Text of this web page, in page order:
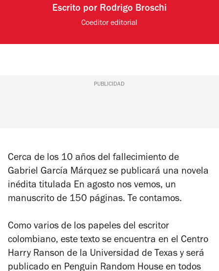
Escrito por Rodrigo Broschi
Coeditor editorial
PUBLICIDAD
Cerca de los 10 años del fallecimiento de
Gabriel García Márquez se publicará una novela
inédita titulada En agosto nos vemos, un
manuscrito de 150 páginas. Te contamos.
Como varios de los papeles del escritor
colombiano, este texto se encuentra en el Centro
Harry Ranson de la Universidad de Texas y será
publicado en Penguin Random House en todos